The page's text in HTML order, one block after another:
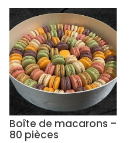
Boîte de macarons –
80 pièces